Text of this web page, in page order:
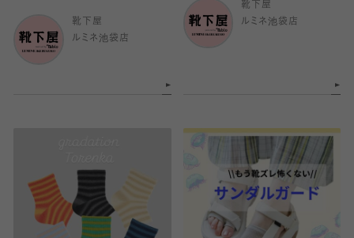
靴下屋
ルミネ池袋店
靴下屋
ルミネ池袋店